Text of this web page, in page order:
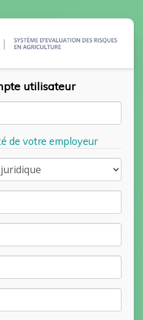
utilisateur
de votre employeur